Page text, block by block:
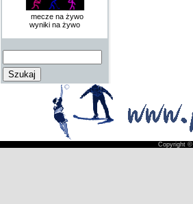
mecze na żywo
wyniki na żywo
Copyright ©